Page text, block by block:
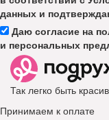
данных и
Даю согласие на
и персональных
Так легко быть
Принимаем к оплате